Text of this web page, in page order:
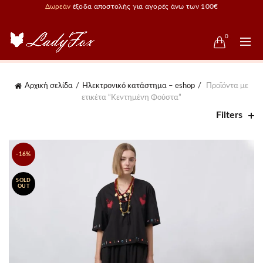
Δωρεάν έξοδα αποστολής για αγορές άνω των 100€
0
Αρχική σελίδα Ηλεκτρονικό κατάστημα – eshop
Προϊόντα με
ετικέτα “Κεντημένη Φούστα”
Filters
-16%
SOLD
OUT